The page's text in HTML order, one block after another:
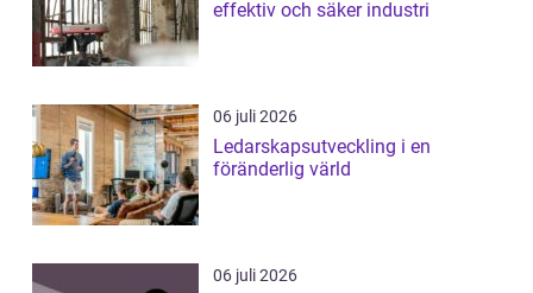
effektiv och säker industri
06 juli 2026
Ledarskapsutveckling i en
föränderlig värld
06 juli 2026